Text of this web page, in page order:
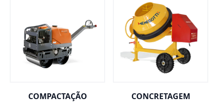
COMPACTAÇÃO CONCRETAGEM